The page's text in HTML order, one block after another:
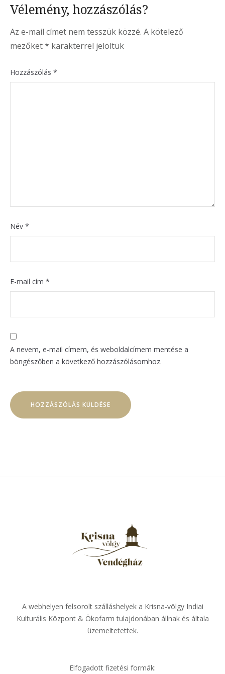
Vélemény, hozzászólás?
Az e-mail címet nem tesszük közzé. A kötelező
mezőket* karakterrel jelöltük
Hozzászólás *
Név *
E-mail cím *
A nevem, e-mail címem, és weboldalcímem mentése a
böngészőben a következő hozzászólásomhoz.
A webhelyen felsorolt szálláshelyek a Krisna-völgy Indiai
Kulturális Központ & Ökofarm tulajdonában állnak és általa
üzemeltetettek.
Elfogadott fizetési formák: